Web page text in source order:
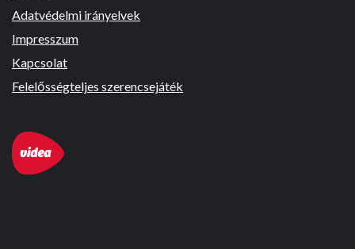
Adatvédelmi irányelvek
Impresszum
Kapcsolat
Felelősségteljes szerencsejáték